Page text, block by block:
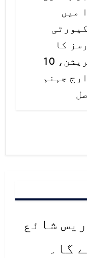
میں
کا
آپریشن، 10
جہنم
شائع
گا۔